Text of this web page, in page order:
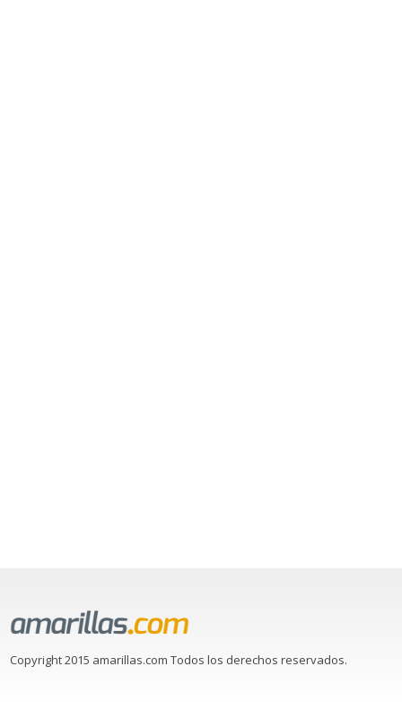
Copyright 2015 amarillas.com Todos los derechos reservados.